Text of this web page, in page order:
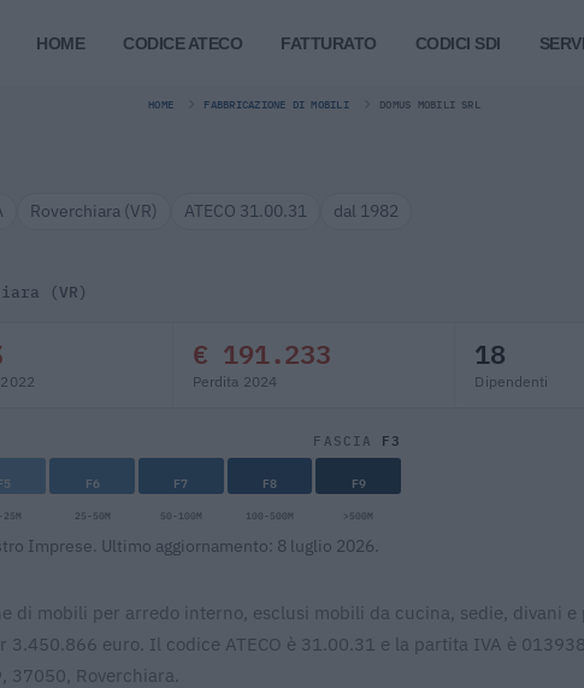
HOME CODICE ATECO FATTURATO CODICI SDI
HOME FABBRICAZIONE DI MOBILI DOMUS MOBILI SRL
Roverchiara (VR) ATECO 31.00.31 dal 1982
(VR)
€ 191.233
Perdita 2024
18
Dipendenti
FASCIA F3
F6 F7 F8 F9
25-50M 50-100M 100-500M >500M
Imprese. Ultimo aggiornamento: 8 luglio 2026.
di mobili per arredo interno, esclusi mobili da cucina, sedie, divani e
euro. Il codice ATECO è 31.00.31 e la partita IVA è
37050, Roverchiara.